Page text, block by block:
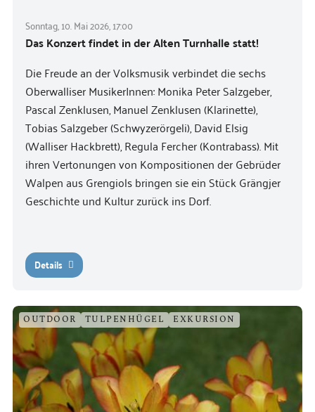
Sonntag, 10. Mai 2026, 17:00
Das Konzert findet in der Alten Turnhalle statt!
Die Freude an der Volksmusik verbindet die sechs
Oberwalliser MusikerInnen: Monika Peter Salzgeber,
Pascal Zenklusen, Manuel Zenklusen (Klarinette),
Tobias Salzgeber (Schwyzerörgeli), David Elsig
(Walliser Hackbrett), Regula Fercher (Kontrabass). Mit
ihren Vertonungen von Kompositionen der Gebrüder
Walpen aus Grengiols bringen sie ein Stück Grängjer
Geschichte und Kultur zurück ins Dorf.
Details
OUTDOOR TULPENHÜGEL EXKURSION